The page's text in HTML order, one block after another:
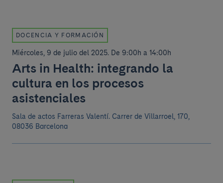
DOCENCIA Y FORMACIÓN
Miércoles, 9 de julio del 2025. De 9:00h a 14:00h
Arts in Health: integrando la
cultura en los procesos
asistenciales
Sala de actos Farreras Valentí. Carrer de Villarroel, 170,
08036 Barcelona